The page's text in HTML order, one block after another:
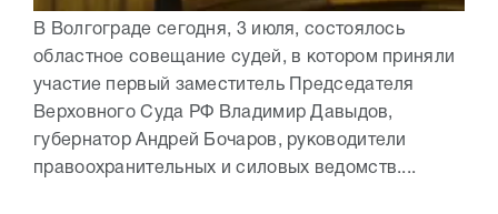
В Волгограде сегодня, 3 июля, состоялось
областное совещание судей, в котором приняли
участие первый заместитель Председателя
Верховного Суда РФ Владимир Давыдов,
губернатор Андрей Бочаров, руководители
правоохранительных и силовых ведомств....